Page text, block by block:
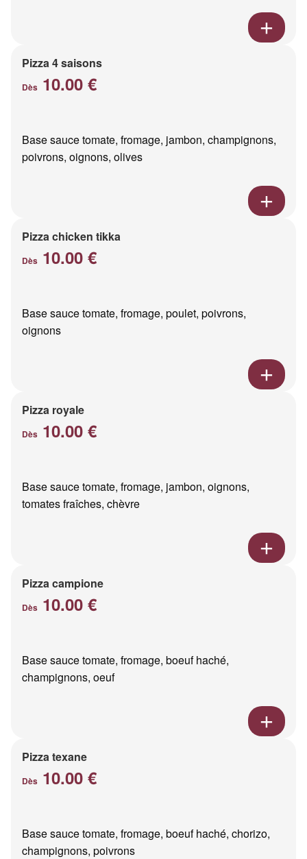
Pizza 4 saisons
Dès 10.00 €
Base sauce tomate, fromage, jambon, champignons,
poivrons, oignons, olives
Pizza chicken tikka
Dès 10.00 €
Base sauce tomate, fromage, poulet, poivrons,
oignons
Pizza royale
Dès 10.00 €
Base sauce tomate, fromage, jambon, oignons,
tomates fraîches, chèvre
Pizza campione
Dès 10.00 €
Base sauce tomate, fromage, boeuf haché,
champignons, oeuf
Pizza texane
Dès 10.00 €
Base sauce tomate, fromage, boeuf haché, chorizo,
champignons, poivrons